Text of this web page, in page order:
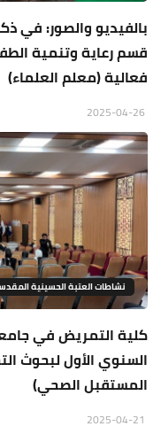
بالفيديو والصور: في
قسم رعاية وتنمية
فعالية (معلم العلماء)
نشاطات العتبة الحسينية
كلية التمريض في
السنوي الأول لبحوث
المستقبل الصحي)